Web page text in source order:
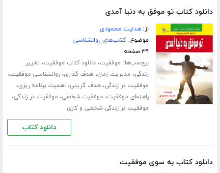
دانلود کتاب تو موفق به دنیا آمدی
از:هدایت محمودی
موضوع:کتاب‌های روانشناسی
۳۹ صفحه
برچسب‌ها: موفقیت،دانلود کتاب موفقیت، تغییر
زندگی، مدیریت زمان،هدف گذاری،روانشناسی موفقیت،
موفقیت در زندگی،هدف گزینی، اهمیت برنامه ریزی،
راهنمای موفقیت، موفقیت شخصی، موفقیت در زندگی،
موفقیت در زندگی شخصی و کاری
دانلود کتاب
دانلود کتاب به سوی موفقیت